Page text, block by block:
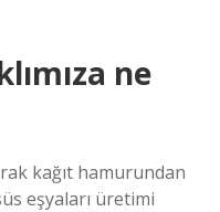
ne
kağıt hamurundan
eşyaları üretimi